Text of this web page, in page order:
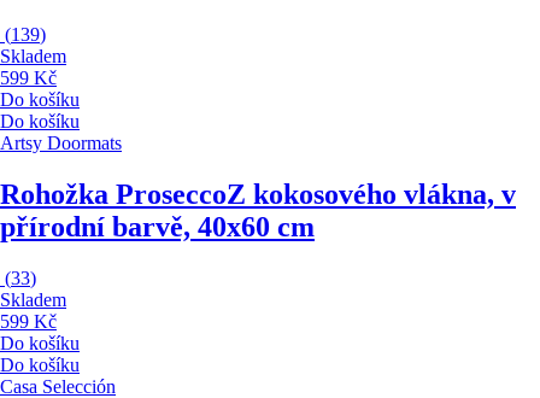
(139)
Skladem
599 Kč
Do košíku
Do košíku
Artsy Doormats
Rohožka ProseccoZ kokosového vlákna, v
přírodní barvě, 40x60 cm
(33)
Skladem
599 Kč
Do košíku
Do košíku
Casa Selección